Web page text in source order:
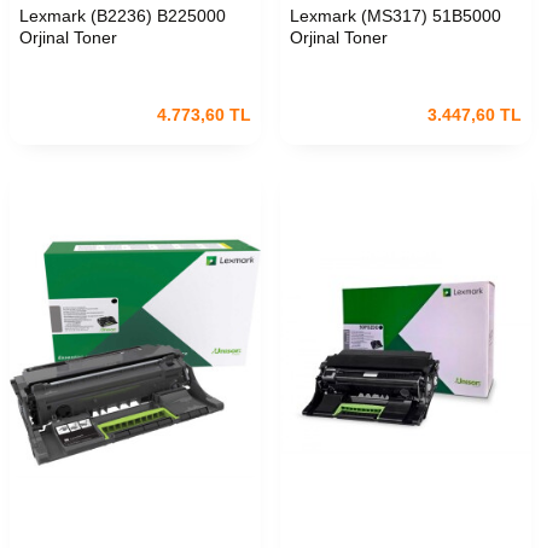
Lexmark (B2236) B225000
Orjinal Toner
4.773,60 TL
Lexmark (MS317) 51B5000
Orjinal Toner
3.447,60 TL